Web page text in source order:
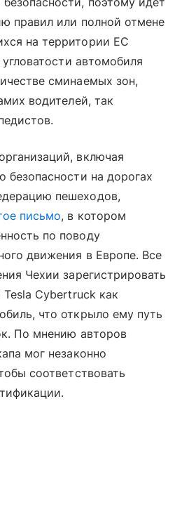
правил или полной отмене
на территории ЕС
автомобиля
сминаемых зон,
водителей, так
включая
безопасности на дорогах
пешеходов,
письмо, в котором
по поводу
движения в Европе. Все
Чехии зарегистрировать
Cybertruck как
что открыло ему путь
По мнению авторов
мог незаконно
соответствовать